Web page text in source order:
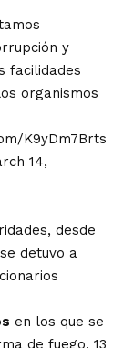
y
facilidades
organismos
K9yDm7Brts
14,
desde
detuvo a
en los que se
de fuego, 13